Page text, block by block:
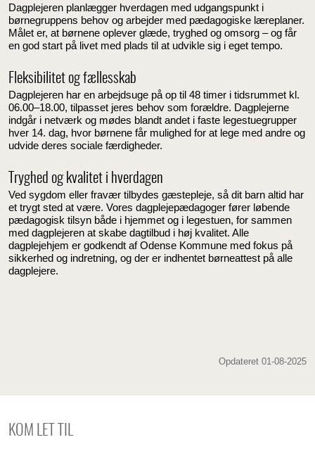
Dagplejeren planlægger hverdagen med udgangspunkt i
børnegruppens behov og arbejder med pædagogiske læreplaner.
Målet er, at børnene oplever glæde, tryghed og omsorg – og får
en god start på livet med plads til at udvikle sig i eget tempo.
Fleksibilitet og fællesskab
Dagplejeren har en arbejdsuge på op til 48 timer i tidsrummet kl.
06.00–18.00, tilpasset jeres behov som forældre. Dagplejerne
indgår i netværk og mødes blandt andet i faste legestuegrupper
hver 14. dag, hvor børnene får mulighed for at lege med andre og
udvide deres sociale færdigheder.
Tryghed og kvalitet i hverdagen
Ved sygdom eller fravær tilbydes gæstepleje, så dit barn altid har
et trygt sted at være. Vores dagplejepædagoger fører løbende
pædagogisk tilsyn både i hjemmet og i legestuen, for sammen
med dagplejeren at skabe dagtilbud i høj kvalitet. Alle
dagplejehjem er godkendt af Odense Kommune med fokus på
sikkerhed og indretning, og der er indhentet børneattest på alle
dagplejere.
Opdateret 01-08-2025
KOM LET TIL